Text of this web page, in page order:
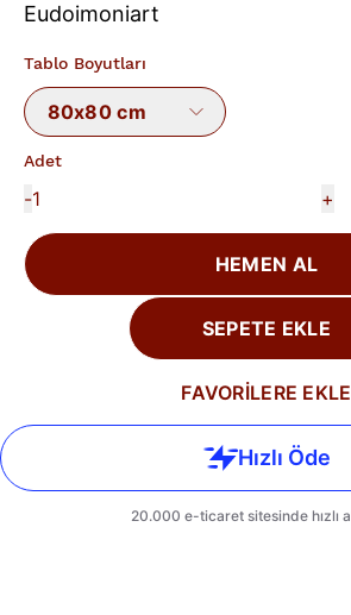
Eudoimoniart
Tablo Boyutları
80x80 cm
Adet
- +
HEMEN AL
SEPETE EKLE
FAVORİLERE EKLE